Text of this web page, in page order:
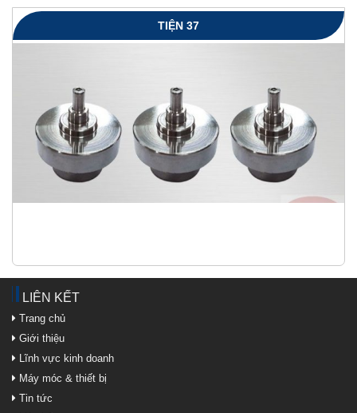
TIỆN 37
LIÊN KẾT
Trang chủ
Giới thiệu
Lĩnh vực kinh doanh
Máy móc & thiết bị
Tin tức